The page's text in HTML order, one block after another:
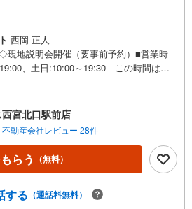
西岡 正人
◇現地説明会開催（要事前予約）■営業時
、土日:10:00～19:30 この時間はお
に立地。南側ひな壇につき陽当たり眺望
件はありません。○センチュリー21アク
の特徴○■センチュリー21グループで28
年～2024年兵庫地区仲介実績） 西宮・
にて8店舗展開中。阪神間での購入や売却
下さい■お客様駐車場、キッズスペースがご
す。 お子様連れでもご安心ください。■取
宮北口駅前店
不動産会社レビュー 28件
らう （無料）
する （通話料無料）